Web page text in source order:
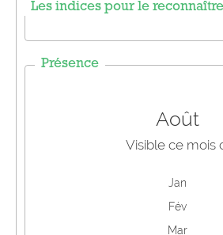
Les indices pour le reconnaître
Présence
Août
Visible ce mois
Jan
Fév
Mar